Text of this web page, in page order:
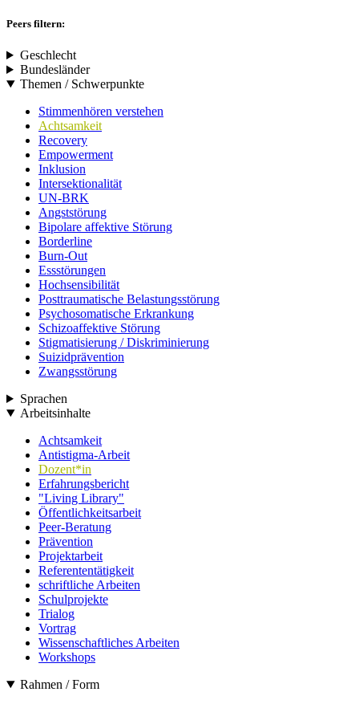
Peers filtern:
Geschlecht
Bundesländer
Themen / Schwerpunkte
Stimmenhören verstehen
Achtsamkeit
Recovery
Empowerment
Inklusion
Intersektionalität
UN-BRK
Angststörung
Bipolare affektive Störung
Borderline
Burn-Out
Essstörungen
Hochsensibilität
Posttraumatische Belastungsstörung
Psychosomatische Erkrankung
Schizoaffektive Störung
Stigmatisierung / Diskriminierung
Suizidprävention
Zwangsstörung
Sprachen
Arbeitsinhalte
Achtsamkeit
Antistigma-Arbeit
Dozent*in
Erfahrungsbericht
"Living Library"
Öffentlichkeitsarbeit
Peer-Beratung
Prävention
Projektarbeit
Referententätigkeit
schriftliche Arbeiten
Schulprojekte
Trialog
Vortrag
Wissenschaftliches Arbeiten
Workshops
Rahmen / Form